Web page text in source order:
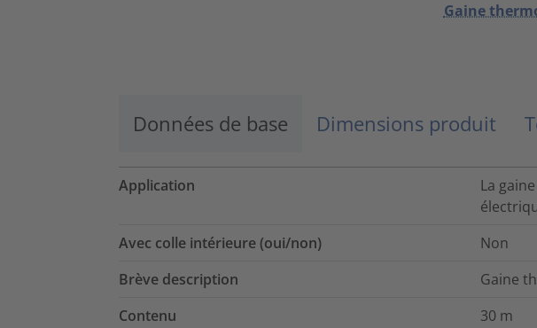
Gaine
Données de base Dimensions produit
Application
La
Avec colle intérieure (oui/non)
Non
Brève description
Gaine
Contenu
30 m